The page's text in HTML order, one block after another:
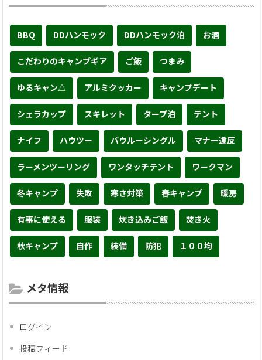
BBQ DDハンモック DDハンモック泊 お酒
こだわりのキャンプギア ご飯 つまみ
ゆるキャン△ アルミクッカー キャンプデート
シェラカップ スキレット タープ泊 テント
ナイフ ハウツー バウルーシングル マナー違反
ラーメンツーリング ワンタッチテント ワークマン
冬キャンプ 失敗 寒さ対策 春キャンプ 暖房
有事に使える 服装 炊き込みご飯 焚き火
秋キャンプ 自作 装備 防犯 １００均
メタ情報
ログイン
投稿フィード